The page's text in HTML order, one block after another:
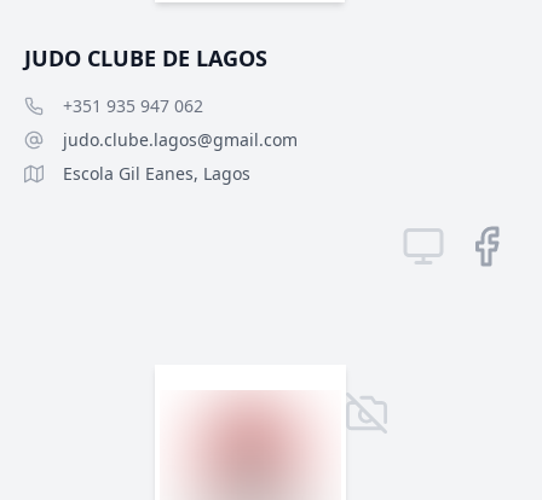
JUDO CLUBE DE LAGOS
+351 935 947 062
judo.clube.lagos@gmail.com
Escola Gil Eanes, Lagos